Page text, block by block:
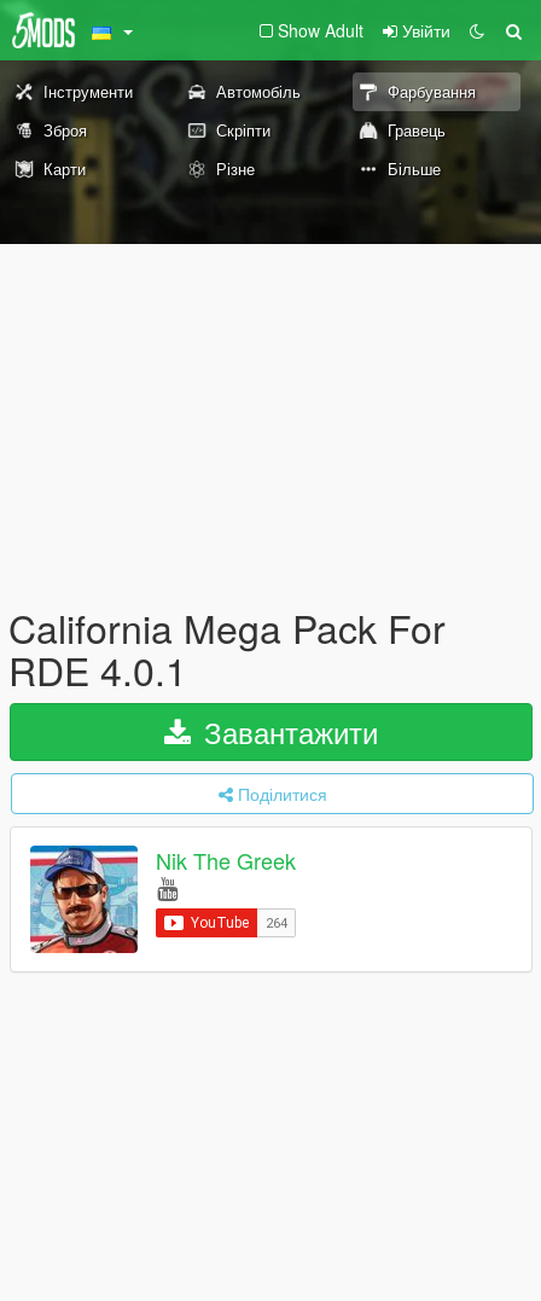
Show Adult Увійти
Інструменти Автомобіль
Фарбування
Зброя
Скріпти
Гравець
Карти
Різне Більше
California Mega Pack For
RDE 4.0.1
Завантажити
Поділитися
Nik The Greek